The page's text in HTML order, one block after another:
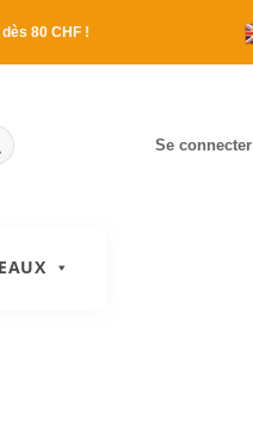
dès 80 CHF !
Se connecter